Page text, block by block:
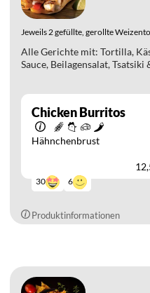
Jeweils 2 gefüllte, gerollte
Alle Gerichte mit: Tortilla,
Sauce, Beilagensalat, Tsatsiki
Chicken Burritos
Hähnchenbrust
30 6
Produktinformationen